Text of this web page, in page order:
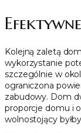
Kolejną zaletą
wykorzystanie
szczególnie w
ograniczona
zabudowy. Dom
proporcje domu i
wolnostojący